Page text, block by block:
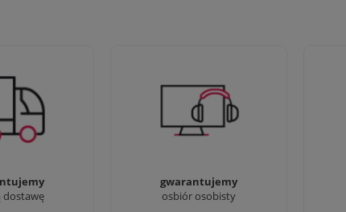
dostawę
dnia,
gwarantujemy
osbiór osobisty
Jesteśmy prawdziwi :) możesz
przyjść i zobaczyć nasze sklepy